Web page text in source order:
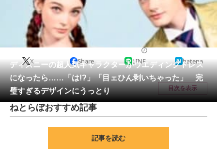
会員記事
メディア
注目記事を集めた総合ページ
ディズニーの超人気キャラクターがウエディングドレス
になったら……「は!?」「目ェひん剥いちゃった」 完
璧すぎるデザインにうっとり
X Share LINE hatena
目次を表示
ねとらぼおすすめ記事
記事を読む